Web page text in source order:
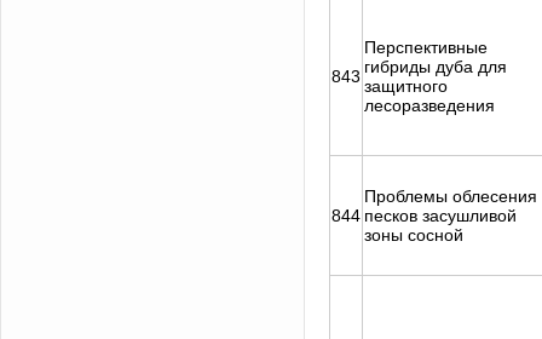
843
Перспективные
гибриды дуба для
защитного
лесоразведения
844
Проблемы облесения
песков засушливой
зоны сосной